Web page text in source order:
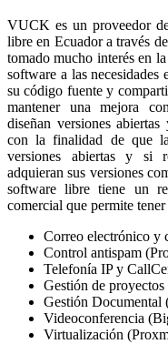
VUCK es un proveedor
libre en Ecuador a través
tomado mucho interés en
software a las necesidades
su código fuente y
mantener una mejora
diseñan versiones
con la finalidad de que
versiones abiertas y si
adquieran sus versiones
software libre tiene un
comercial que permite
Correo electrónico y
Control antispam
Telefonía IP y
Gestión de
Gestión
Videoconferencia
Virtualización